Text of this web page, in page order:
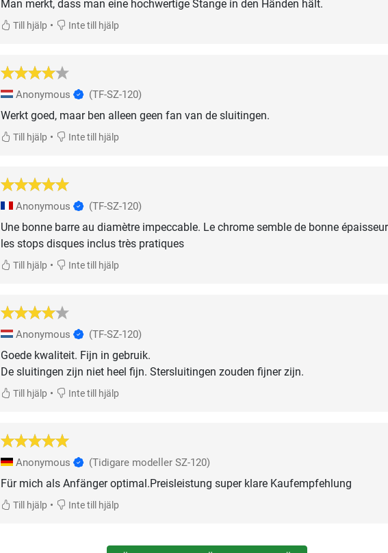
Man merkt, dass man eine hochwertige Stange in den Händen hält.
Till hjälp • Inte till hjälp
Anonymous (TF-SZ-120)
Werkt goed, maar ben alleen geen fan van de sluitingen.
Till hjälp • Inte till hjälp
Anonymous (TF-SZ-120)
Une bonne barre au diamètre impeccable. Le chrome semble de bonne
les stops disques inclus très pratiques
Till hjälp • Inte till hjälp
Anonymous (TF-SZ-120)
Goede kwaliteit. Fijn in gebruik.
De sluitingen zijn niet heel fijn. Stersluitingen zouden fijner zijn.
Till hjälp • Inte till hjälp
Anonymous (Tidigare modeller SZ-120)
Für mich als Anfänger optimal.Preisleistung super klare Kaufempfehlung
Till hjälp • Inte till hjälp